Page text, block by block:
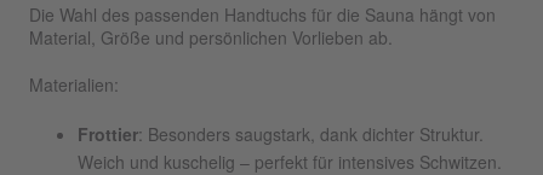
Die Wahl des passenden Handtuchs für die Sauna hängt von
Material, Größe und persönlichen Vorlieben ab.
Materialien:
Frottier: Besonders saugstark, dank dichter Struktur.
Weich und kuschelig – perfekt für intensives Schwitzen.